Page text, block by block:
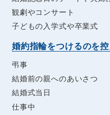
観劇やコンサート
子どもの入学式や卒業式
婚約指輪をつけるのを
弔事
結婚前の親へのあいさつ
結婚式当日
仕事中